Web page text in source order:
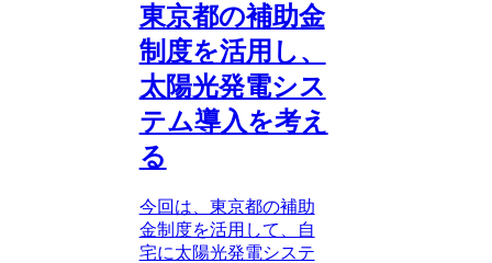
東京都の補助金
制度を活用し、
太陽光発電シス
テム導入を考え
る
今回は、東京都の補助
金制度を活用して、自
宅に太陽光発電システ